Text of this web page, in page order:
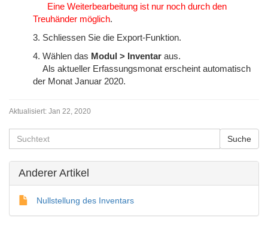
Eine Weiterbearbeitung ist nur noch durch den
Treuhänder möglich.
3. Schliessen Sie die Export-Funktion.
4. Wählen das Modul > Inventar aus.
Als aktueller Erfassungsmonat erscheint automatisch
der Monat Januar 2020.
Aktualisiert: Jan 22, 2020
Anderer Artikel
Nullstellung des Inventars